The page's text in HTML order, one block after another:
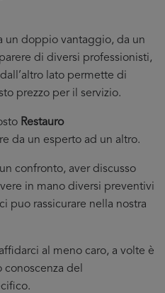
un doppio vantaggio, da un
di diversi professionisti,
lato permette di
prezzo per il servizio.
Restauro
da un esperto ad un altro.
confronto, aver discusso
in mano diversi preventivi
ci puo rassicurare nella nostra
al meno caro, a volte è
del